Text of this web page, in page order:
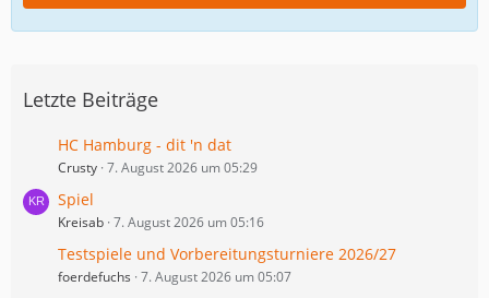
Letzte Beiträge
HC Hamburg - dit 'n dat
Crusty 7. August 2026 um 05:29
Spiel
Kreisab 7. August 2026 um 05:16
Testspiele und Vorbereitungsturniere 2026/27
foerdefuchs 7. August 2026 um 05:07